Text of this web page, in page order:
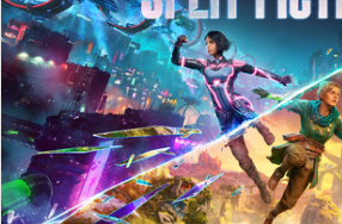
e
r
u
n
c
o
u
r